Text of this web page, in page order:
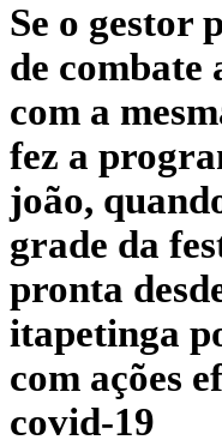
Se o gestor
de combate
com a
fez a
joão,
grade da
pronta
itapetinga
com ações
covid-19